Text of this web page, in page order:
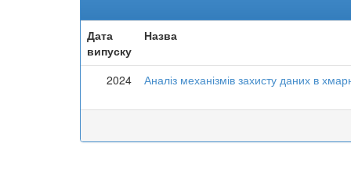
Дата
випуску
Назва
2024 Аналіз механізмів захисту даних в